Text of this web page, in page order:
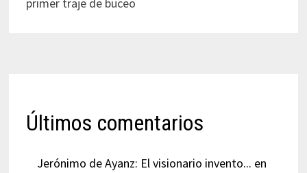
Últimos comentarios
Jerónimo de Ayanz: El visionario invento... en